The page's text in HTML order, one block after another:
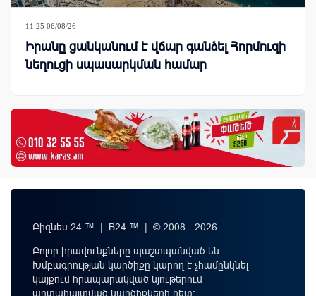
11:25 06/08/26
Իրանը ցանկանում է վճար գանձել Հորմուզի
նեղուցի սպասարկման համար
Բիզնես 24 ™ | B24 ™ | © 2008 - 2026
Բոլոր իրավունքները պաշտպանված են:
Խմբագրության կարծիքը կարող է չհամընկնել
կայքում հրապարակված նյութերում
արտահայտված կարծիքների հետ: